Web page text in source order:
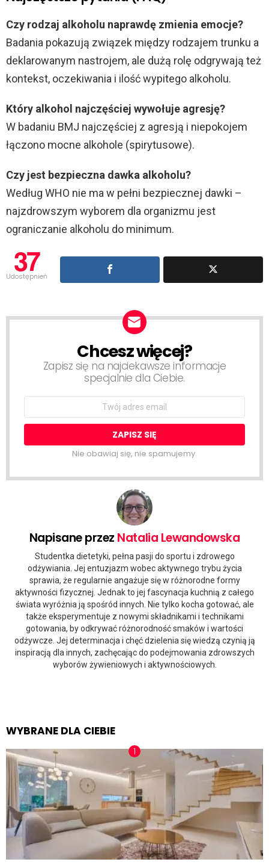
Czy rodzaj alkoholu naprawdę zmienia emocje?
Badania pokazują związek między rodzajem trunku a
deklarowanym nastrojem, ale dużą rolę odgrywają też
kontekst, oczekiwania i ilość wypitego alkoholu.
Który alkohol najczęściej wywołuje agresję?
W badaniu BMJ najczęściej z agresją i niepokojem
łączono mocne alkohole (spirytusowe).
Czy jest bezpieczna dawka alkoholu?
Według WHO nie ma w pełni bezpiecznej dawki –
najzdrowszym wyborem dla organizmu jest
ograniczanie alkoholu do minimum.
37
Udostępnień
NEWSLETTERChcesz więcej?
Zapisz się na najciekawsze informacje
specjalnie dla Ciebie.
Email
Nie obawiaj się, nie spamujemy.
Napisane przez Natalia Lewandowska
Studentka dietetyki, pełna pasji do sportu i zdrowego
odżywiania. Jej entuzjazm wobec aktywnego trybu życia
sprawia, że regularnie angażuje się w różnorodne formy
aktywności fizycznej. Jednak to jej fascynacja kuchnią z całego
świata wyróżnia ją spośród innych. Nie tylko kocha gotować, ale
także eksperymentuje z nowymi składnikami i technikami
gotowania, by odkrywać różnorodność smaków i wartości
odżywcze. Jej determinacja i chęć dzielenia się wiedzą czynią ją
inspiracją dla innych, zachęcając do podejmowania zdrowszych
wyborów żywieniowych i aktywnościowych.
WYBRANE DLA CIEBIE